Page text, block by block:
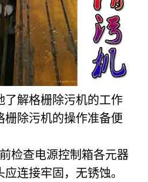
了解格栅除污机的工作
栅除污机的操作准备便
检查电源控制箱各元器
连接牢固，无锈蚀。